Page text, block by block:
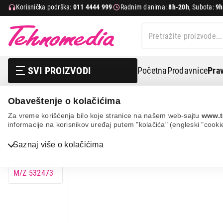
Obaveštenje o kolačićima
Za vreme korišćenja bilo koje stranice na našem web-sajtu
informacije na korisnikov uređaj putem "kolačića" (engleski
Saznaj više o kolačićima
Korisnička podrška: 011 4444 999 Radnim danima:8h-20h, Subota:
SVI PROIZVODI PočetnaProdavnice
Bela tehnika
IT & Gaming
It & gaming Kablovi i adapteri